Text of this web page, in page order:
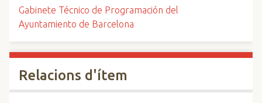
Gabinete Técnico de Programación del
Ayuntamiento de Barcelona
Relacions d'ítem